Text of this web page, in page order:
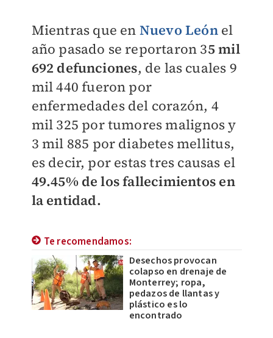
Mientras que en Nuevo Leónel
año pasado se reportaron 35 mil
692 defunciones, de las cuales 9
mil 440 fueron por
enfermedades del corazón, 4
mil 325 por tumores malignos y
3 mil 885 por diabetes mellitus,
es decir, por estas tres causas el
49.45% de los fallecimientos en
la entidad.
Te recomendamos:
Desechos provocan
colapso en drenaje de
Monterrey; ropa,
pedazos de llantas y
plástico es lo
encontrado